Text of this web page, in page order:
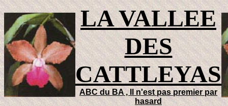
LA VALLEE
DES
CATTLEYAS
ABC du BA , Il n'est pas premier par
hasard